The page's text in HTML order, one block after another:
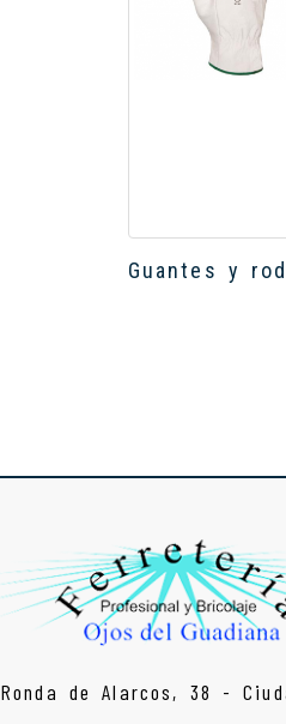
Guantes y
Ronda de Alarcos, 38 -